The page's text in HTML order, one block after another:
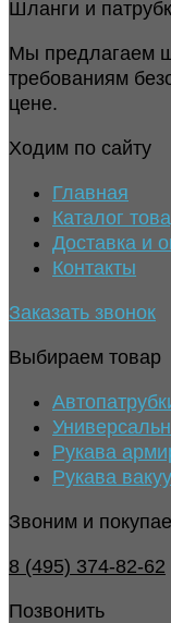
Шланги и
Мы предлагаем
требованиям
цене.
Ходим по сайту
Главная
Каталог
Доставка и
Контакты
Заказать звонок
Выбираем товар
Рукава
Рукава
Звоним и
8 (495) 374-82-62
Позвонить